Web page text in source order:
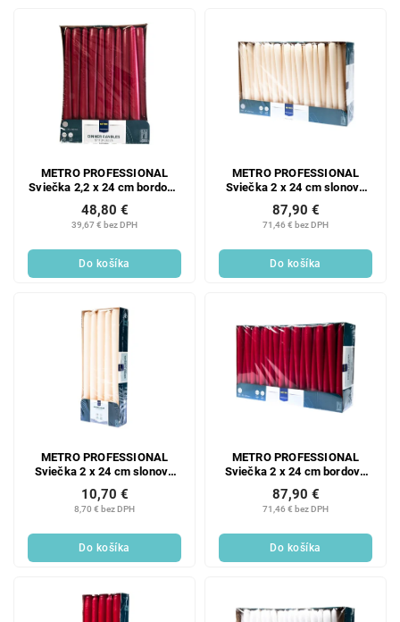
METRO PROFESSIONAL
Sviečka 2,2 x 24 cm bordová
39,67 € bez DPH
48,80 €
Do košíka
METRO PROFESSIONAL
Sviečka 2 x 24 cm slonová
71,46 € bez DPH
87,90 €
Do košíka
METRO PROFESSIONAL
Sviečka 2 x 24 cm slonová
8,70 € bez DPH
10,70 €
Do košíka
METRO PROFESSIONAL
Sviečka 2 x 24 cm bordová
71,46 € bez DPH
87,90 €
Do košíka